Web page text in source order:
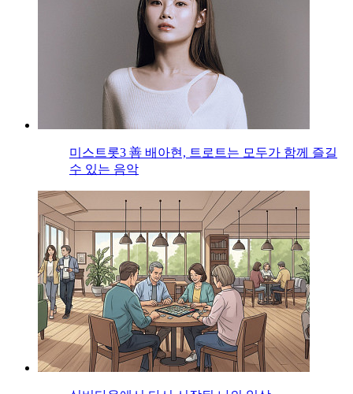
미스트롯3 善 배아현, 트로트는 모두가 함께 즐길
수 있는 음악